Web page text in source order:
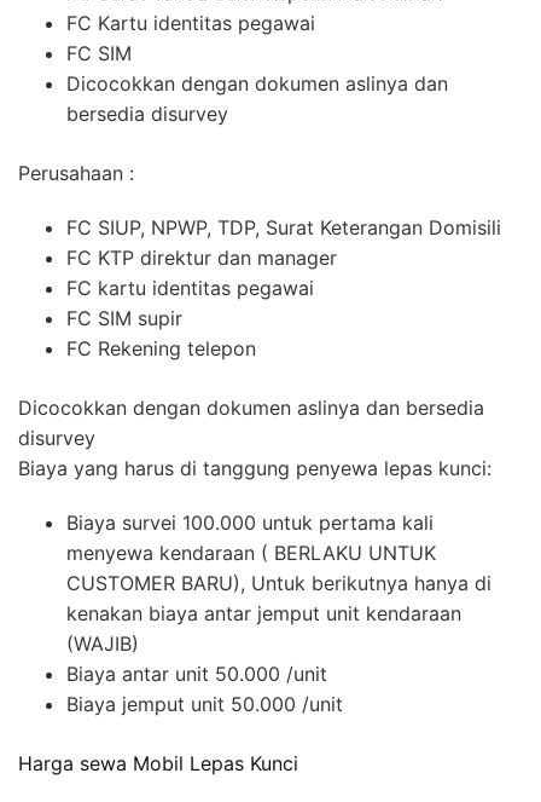
FC Kartu identitas pegawai
FC SIM
Dicocokkan dengan dokumen aslinya dan
bersedia disurvey
Perusahaan :
FC SIUP, NPWP, TDP, Surat Keterangan Domisili
FC KTP direktur dan manager
FC kartu identitas pegawai
FC SIM supir
FC Rekening telepon
Dicocokkan dengan dokumen aslinya dan bersedia
disurvey
Biaya yang harus di tanggung penyewa lepas kunci:
Biaya survei 100.000 untuk pertama kali
menyewa kendaraan ( BERLAKU UNTUK
CUSTOMER BARU), Untuk berikutnya hanya di
kenakan biaya antar jemput unit kendaraan
(WAJIB)
Biaya antar unit 50.000 /unit
Biaya jemput unit 50.000 /unit
Harga sewa Mobil Lepas Kunci